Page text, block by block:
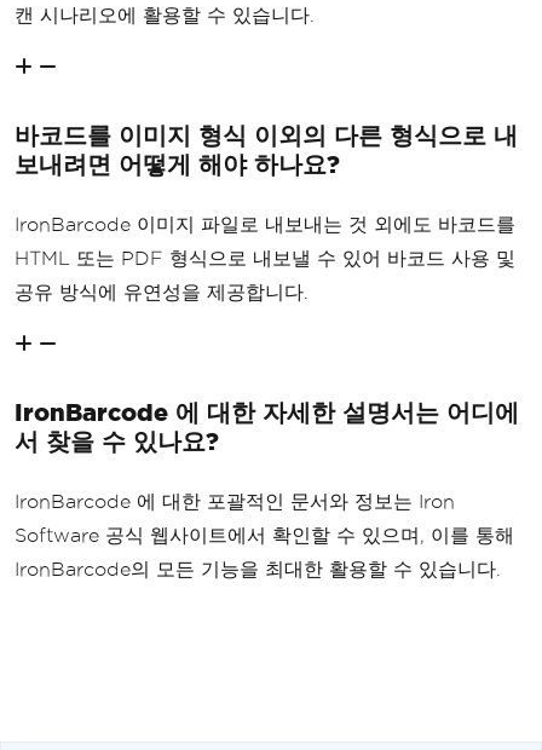
캔 시나리오에 활용할 수 있습니다.
바코드를 이미지 형식 이외의 다른 형식으로 내
보내려면 어떻게 해야 하나요?
IronBarcode 이미지 파일로 내보내는 것 외에도 바코드를
HTML 또는 PDF 형식으로 내보낼 수 있어 바코드 사용 및
공유 방식에 유연성을 제공합니다.
IronBarcode 에 대한 자세한 설명서는 어디에
서 찾을 수 있나요?
IronBarcode 에 대한 포괄적인 문서와 정보는 Iron
Software 공식 웹사이트에서 확인할 수 있으며, 이를 통해
IronBarcode의 모든 기능을 최대한 활용할 수 있습니다.